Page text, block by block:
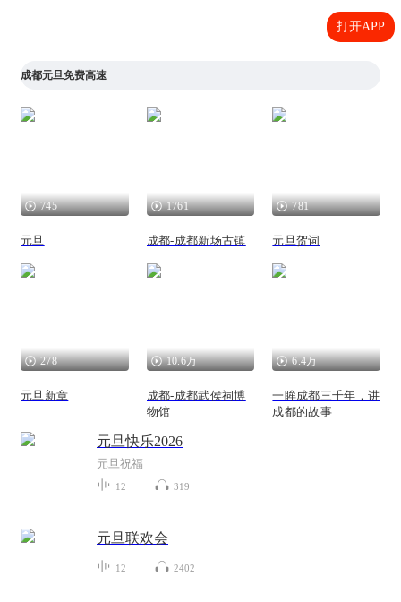
打开APP
成都元旦免费高速
745
元旦
1761
成都-成都新场古镇
781
元旦贺词
278
元旦新章
10.6万
成都-成都武侯祠博
物馆
6.4万
一眸成都三千年，讲
成都的故事
元旦快乐2026
元旦祝福
12 319
元旦联欢会
12 2402